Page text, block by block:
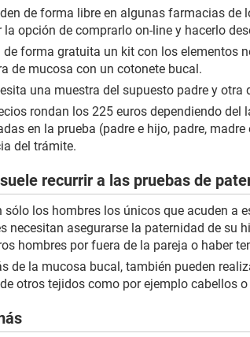
de forma libre en algunas farmacias de
la opción de comprarlo on-line y hacerlo
de forma gratuita un kit con los elementos
de mucosa con un cotonete bucal.
una muestra del supuesto padre y otra
rondan los 225 euros dependiendo del
en la prueba (padre e hijo, padre,
del trámite.
recurrir a las pruebas de
sólo los hombres los únicos que acuden a
necesitan asegurarse la paternidad de su
hombres por fuera de la pareja o haber
de la mucosa bucal, también pueden
otros tejidos como por ejemplo cabellos o